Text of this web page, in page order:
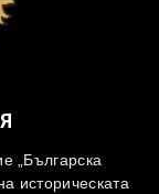
„Българска
историческата